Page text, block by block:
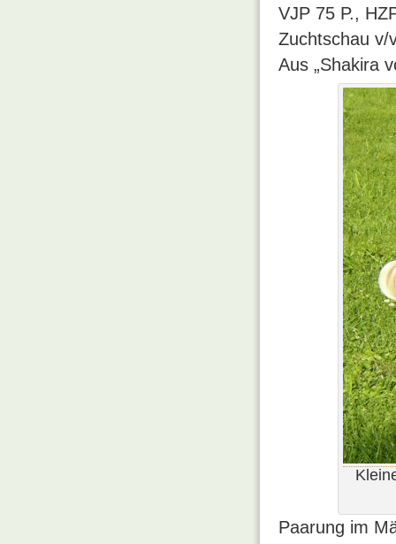
VJP 75 P.,
Zuchtschau v/
Aus „Shakira
Paarung im